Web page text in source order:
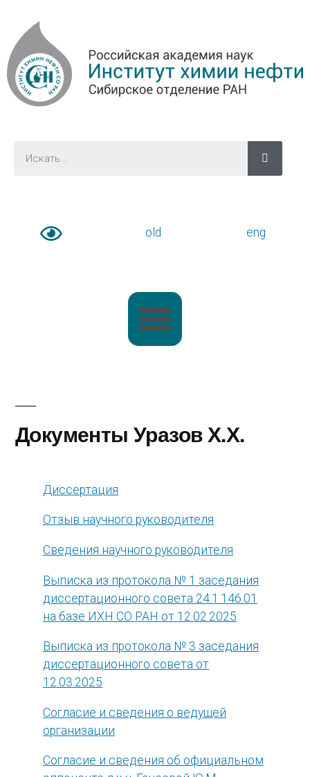
old eng
Документы Уразов Х.Х.
Диссертация
Отзыв научного руководителя
Сведения научного руководителя
Выписка из протокола № 1 заседания
диссертационного совета 24.1.146.01
на базе ИХН СО РАН от 12.02.2025
Выписка из протокола № 3 заседания
диссертационного совета от
12.03.2025
Согласие и сведения о ведущей
организации
Согласие и сведения об официальном